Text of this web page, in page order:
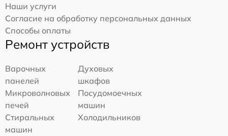
Наши услуги
Согласие на обработку персональных данных
Способы оплаты
Ремонт устройств
Варочных
панелей
Духовых
шкафов
Микроволновых
печей
Посудомоечных
машин
Стиральных
машин
Холодильников